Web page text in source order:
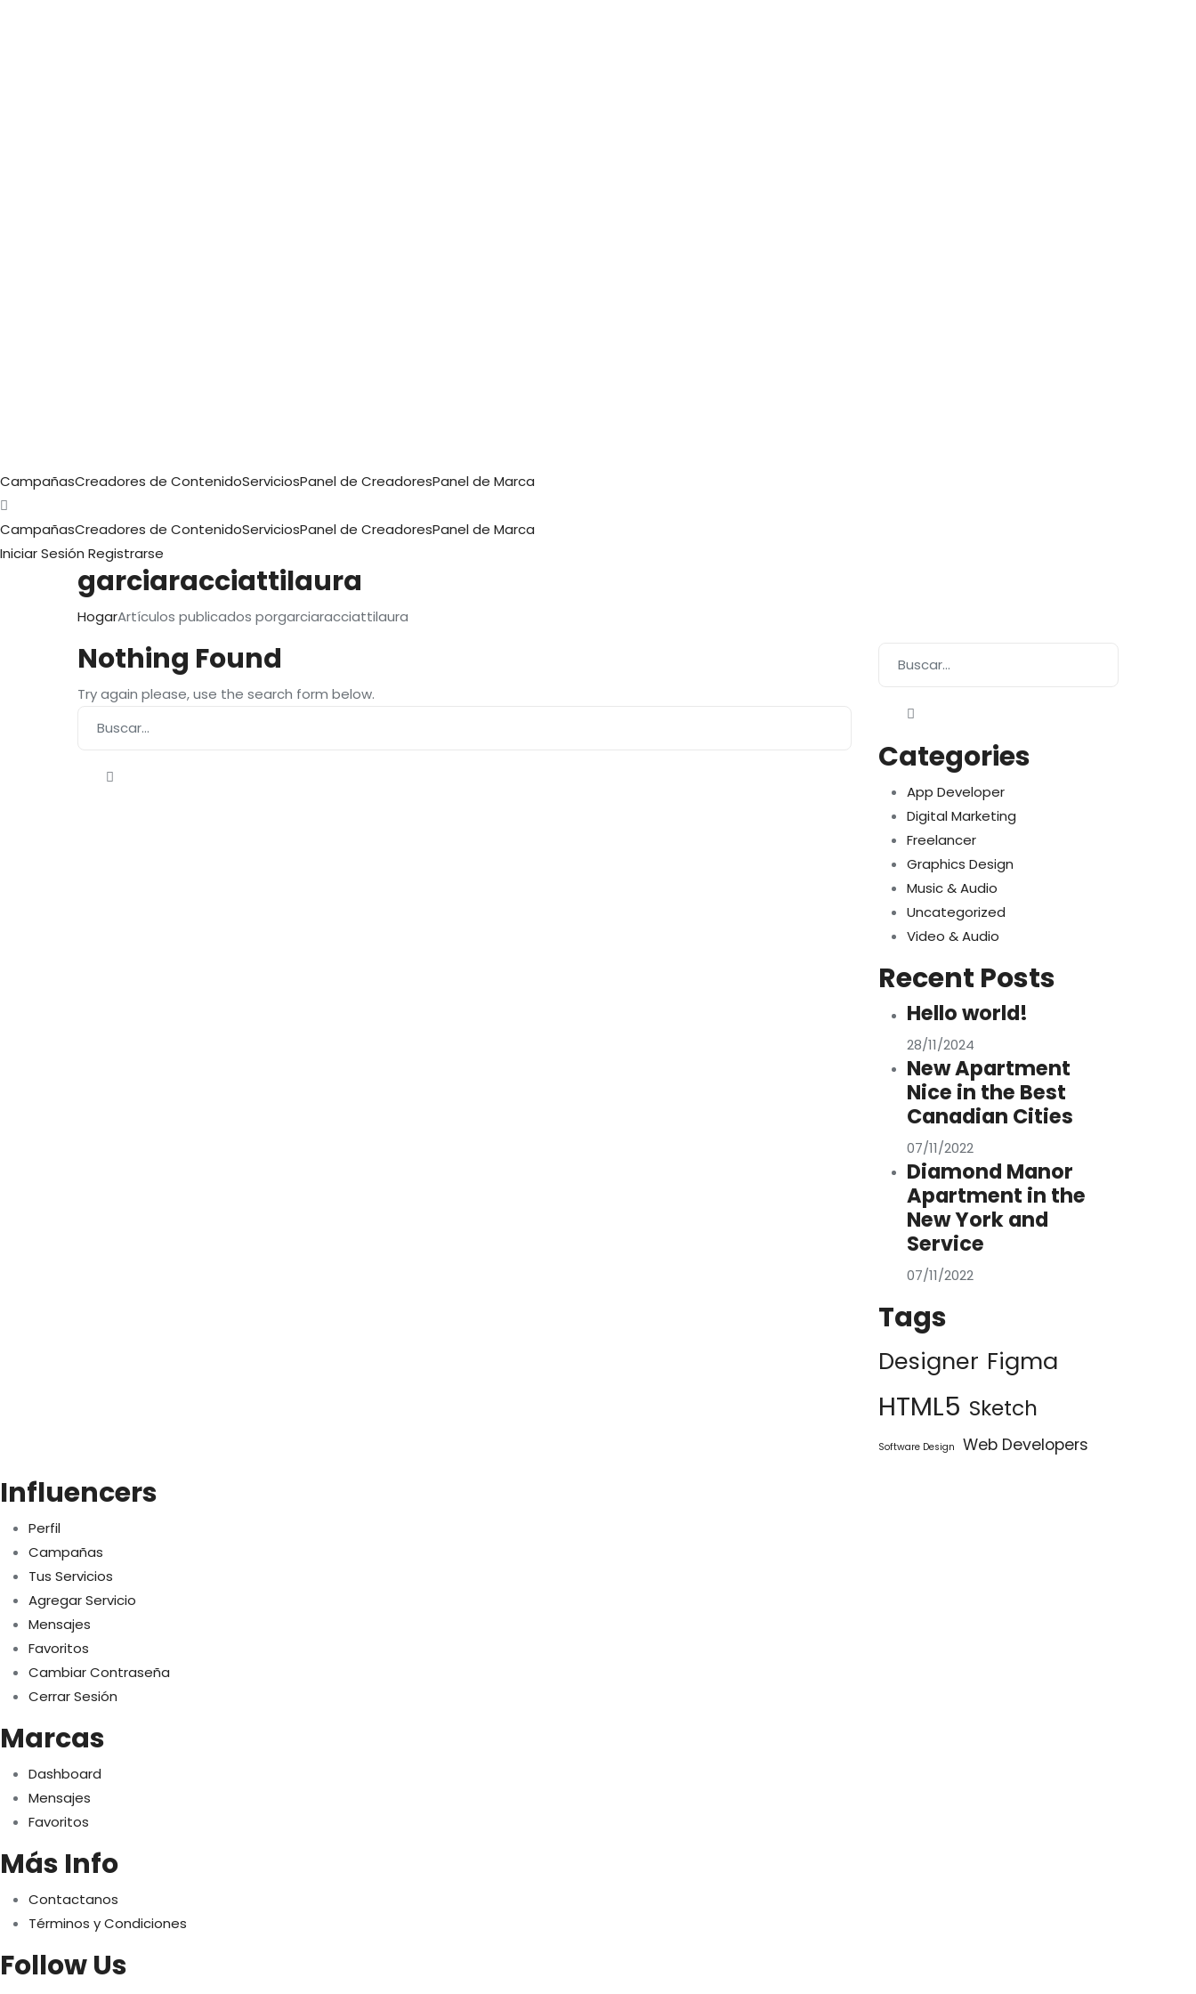
CampañasCreadores de ContenidoServiciosPanel de CreadoresPanel de Marca
CampañasCreadores de ContenidoServiciosPanel de CreadoresPanel de Marca
Iniciar Sesión Registrarse
garciaracciattilaura
HogarArtículos publicados porgarciaracciattilaura
Nothing Found
Try again please, use the search form below.
Categories
App Developer
Digital Marketing
Freelancer
Graphics Design
Music & Audio
Uncategorized
Video & Audio
Recent Posts
Hello world!
28/11/2024
New Apartment
Nice in the Best
Canadian Cities
07/11/2022
Diamond Manor
Apartment in the
New York and
Service
07/11/2022
Tags
Designer Figma
HTML5 Sketch
Software Design Web Developers
Influencers
Perfil
Campañas
Tus Servicios
Agregar Servicio
Mensajes
Favoritos
Cambiar Contraseña
Cerrar Sesión
Marcas
Dashboard
Mensajes
Favoritos
Más Info
Contactanos
Términos y Condiciones
Follow Us